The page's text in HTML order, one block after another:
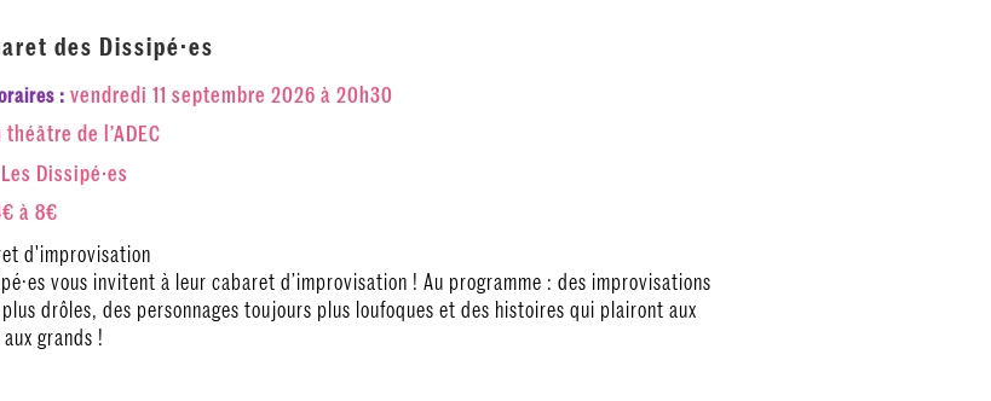
des Dissipé·es
: vendredi 11 septembre 2026 à 20h30
théâtre de l’ADEC
Les Dissipé·es
à 8€
d'improvisation
vous invitent à leur cabaret d’improvisation ! Au programme : des improvisations
drôles, des personnages toujours plus loufoques et des histoires qui plairont aux
grands !